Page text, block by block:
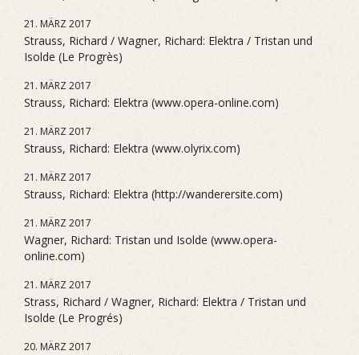
21. MÄRZ 2017
Strauss, Richard / Wagner, Richard: Elektra / Tristan und
Isolde (Le Progrès)
21. MÄRZ 2017
Strauss, Richard: Elektra (www.opera-online.com)
21. MÄRZ 2017
Strauss, Richard: Elektra (www.olyrix.com)
21. MÄRZ 2017
Strauss, Richard: Elektra (http://wanderersite.com)
21. MÄRZ 2017
Wagner, Richard: Tristan und Isolde (www.opera-
online.com)
21. MÄRZ 2017
Strass, Richard / Wagner, Richard: Elektra / Tristan und
Isolde (Le Progrés)
20. MÄRZ 2017